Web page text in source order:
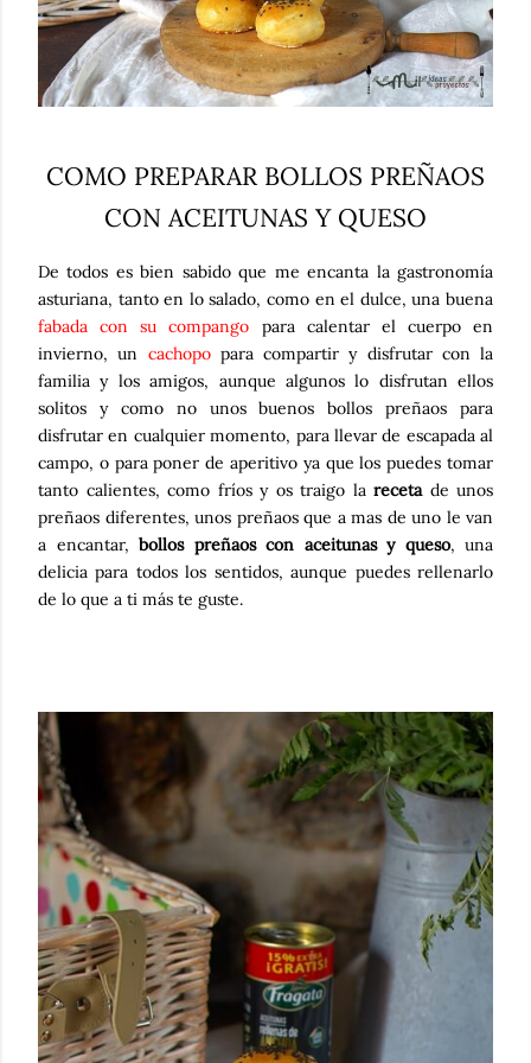
COMO PREPARAR BOLLOS PREÑAOS
CON ACEITUNAS Y QUESO
De todos es bien sabido que me encanta la gastronomía
asturiana, tanto en lo salado, como en el dulce, una buena
fabada con su compango para calentar el cuerpo en
invierno, un cachopopara compartir y disfrutar con la
familia y los amigos, aunque algunos lo disfrutan ellos
solitos y como no unos buenos bollos preñaos para
disfrutar en cualquier momento, para llevar de escapada al
campo, o para poner de aperitivo ya que los puedes tomar
tanto calientes, como fríos y os traigo la recetade unos
preñaos diferentes, unos preñaos que a mas de uno le van
a encantar, bollos preñaos con aceitunas y queso, una
delicia para todos los sentidos, aunque puedes rellenarlo
de lo que a ti más te guste.